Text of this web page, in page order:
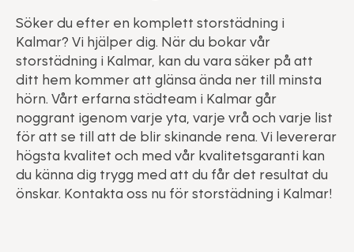
Söker du efter en komplett storstädning i
Kalmar? Vi hjälper dig. När du bokar vår
storstädning i Kalmar, kan du vara säker på att
ditt hem kommer att glänsa ända ner till minsta
hörn. Vårt erfarna städteam i Kalmar går
noggrant igenom varje yta, varje vrå och varje list
för att se till att de blir skinande rena. Vi levererar
högsta kvalitet och med vår kvalitetsgaranti kan
du känna dig trygg med att du får det resultat du
önskar. Kontakta oss nu för storstädning i Kalmar!